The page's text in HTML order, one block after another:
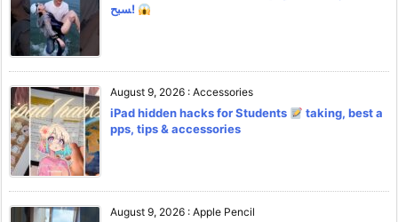
سبح!
August 9, 2026 : Accessories
iPad hidden hacks for Students
taking, best a
pps, tips & accessories
August 9, 2026 : Apple Pencil